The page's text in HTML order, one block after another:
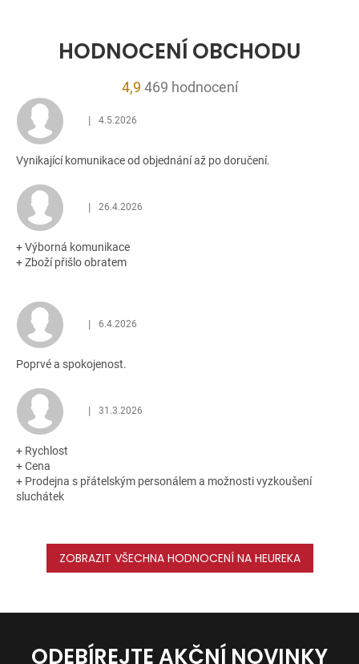
HODNOCENÍ OBCHODU
4,9 Průměrné
4,9
469 hodnocení
Hodnocení obchodu je 5 z 5 hvězdiček.
| 4.5.2026
Vynikající komunikace od objednání až po doručení.
Hodnocení obchodu je 5 z 5 hvězdiček.
| 26.4.2026
+ Výborná komunikace
+ Zboží přišlo obratem
Hodnocení obchodu je 5 z 5 hvězdiček.
| 6.4.2026
Poprvé a spokojenost.
Hodnocení obchodu je 5 z 5 hvězdiček.
| 31.3.2026
+ Rychlost
+ Cena
+ Prodejna s přátelským personálem a možnosti vyzkoušení
sluchátek
ZOBRAZIT VŠECHNA HODNOCENÍ NA HEUREKA
ODEBÍREJTE AKČNÍ NOVINKY